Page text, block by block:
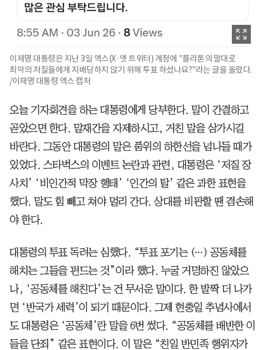
이재명 대통령은 지난 3일 엑스(X·옛 트위터) 계정에 "플라톤의 말대로
최악의 저질들에게 지배당하지 않기 위해 투표 하셨나요?"라는 글을 올렸다.
/이재명 대통령 엑스 캡처
오늘 기자회견을 하는 대통령에게 당부한다. 말이 간결하고
곧았으면 한다. 말재간을 자제하시고, 거친 말을 삼가시길
바란다. 그동안 대통령의 말은 품위의 하한선을 넘나들 때가
있었다. 스타벅스의 이벤트 논란과 관련, 대통령은 ‘저질 장
사치’ ‘비인간적 막장 행태’ ‘인간의 탈’ 같은 과한 표현을
했다. 말도 힘 빼고 쳐야 멀리 간다. 상대를 비판할 땐 겸손해
야 한다.
대통령의 투표 독려는 심했다. “투표 포기는 (…) 공동체를
해치는 그들을 편드는 것”이라 했다. 누굴 거명하진 않았으
나, ‘공동체를 해친다’는 건 무서운 말이다. 한 발짝 더 나가
면 ‘반국가 세력’이 되기 때문이다. 그제 현충일 추념사에서
도 대통령은 ‘공동체’란 말을 6번 썼다. “공동체를 배반한 이
들을 단죄” 같은 표현이다. 이 말은 “친일 반민족 행위자가